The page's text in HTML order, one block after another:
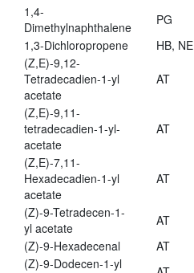
1,4-
Dimethylnaphthalene
PG
1,3-Dichloropropene
HB, NE
(Z,E)-9,12-
Tetradecadien-1-yl
acetate
AT
(Z,E)-9,11-
tetradecadien-1-yl-
acetate
AT
(Z,E)-7,11-
Hexadecadien-1-yl
acetate
AT
(Z)-9-Tetradecen-1-
yl acetate
AT
(Z)-9-Hexadecenal
AT
(Z)-9-Dodecen-1-yl